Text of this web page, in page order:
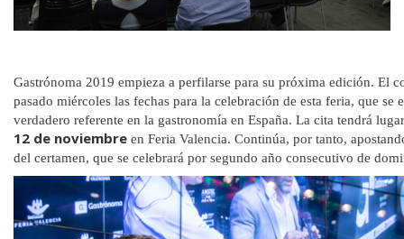
Gastrónoma 2019 empieza a perfilarse para su próxima edición. El
pasado miércoles las fechas para la celebración de esta feria, que se
verdadero referente en la gastronomía en España. La cita tendrá
12 de noviembre en Feria Valencia. Continúa, por tanto,
del certamen, que se celebrará por segundo año consecutivo de